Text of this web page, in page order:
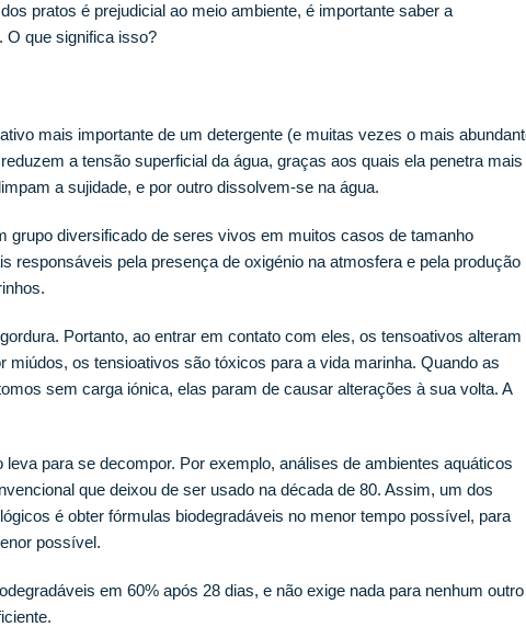
pratos é prejudicial ao meio ambiente, é importante saber a
O que significa isso?
mais importante de um detergente (e muitas vezes o mais
a tensão superficial da água, graças aos quais ela penetra mais
a sujidade, e por outro dissolvem-se na água.
diversificado de seres vivos em muitos casos de tamanho
​​pela presença de oxigénio na atmosfera e pela produção
Portanto, ao entrar em contato com eles, os tensoativos alteram
os tensioativos são tóxicos para a vida marinha. Quando as
sem carga iónica, elas param de causar alterações à sua volta. A
para se decompor. Por exemplo, análises de ambientes aquáticos
que deixou de ser usado na década de 80. Assim, um dos
é obter fórmulas biodegradáveis ​​no menor tempo possível, para
possível.
em 60% após 28 dias, e não exige nada para nenhum outro